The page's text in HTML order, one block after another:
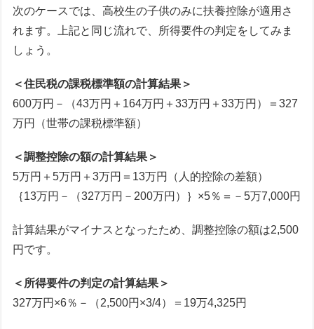
次のケースでは、高校生の子供のみに扶養控除が適用さ
れます。上記と同じ流れで、所得要件の判定をしてみま
しょう。
＜住民税の課税標準額の計算結果＞
600万円－（43万円＋164万円＋33万円＋33万円）＝327
万円（世帯の課税標準額）
＜調整控除の額の計算結果＞
5万円＋5万円＋3万円＝13万円（人的控除の差額）
｛13万円－（327万円－200万円）｝×5％＝－5万7,000円
計算結果がマイナスとなったため、調整控除の額は2,500
円です。
＜所得要件の判定の計算結果＞
327万円×6％－（2,500円×3/4）＝19万4,325円